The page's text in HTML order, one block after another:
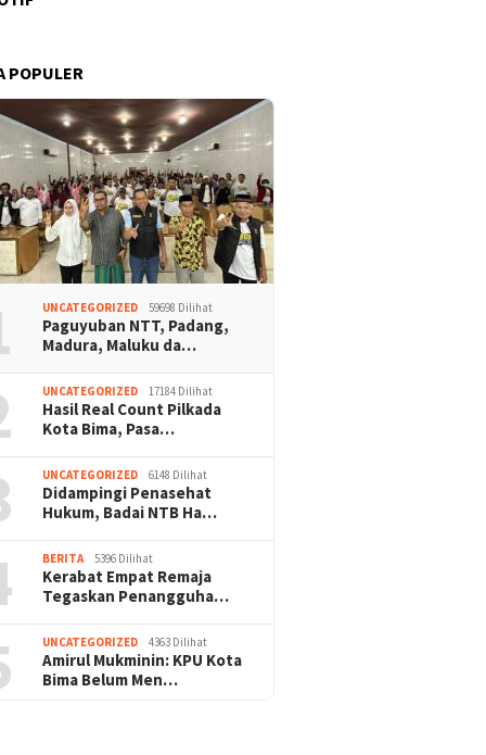
POPULER
UNCATEGORIZED 59698 Dilihat
Paguyuban NTT, Padang,
Madura, Maluku da…
UNCATEGORIZED 17184 Dilihat
Hasil Real Count Pilkada
Kota Bima, Pasa…
UNCATEGORIZED 6148 Dilihat
Didampingi Penasehat
Hukum, Badai NTB Ha…
BERITA 5396 Dilihat
Kerabat Empat Remaja
Tegaskan Penangguha…
UNCATEGORIZED 4363 Dilihat
Amirul Mukminin: KPU Kota
Bima Belum Men…